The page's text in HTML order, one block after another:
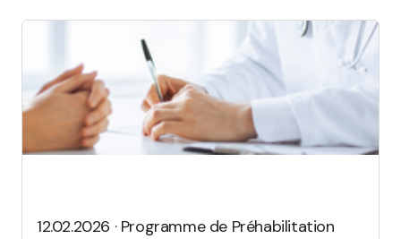
12.02.2026 · Programme de Préhabilitation